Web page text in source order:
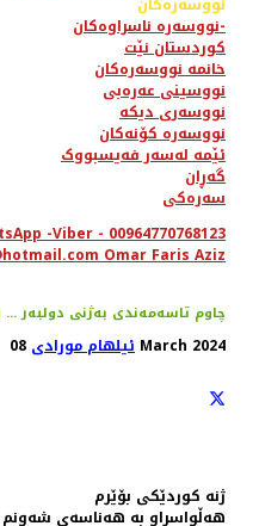
نووسەرە ناسراوەکان-
کوردستان نێت
خانمە نووسەرەکان
نووسینی عەرەبی
نووسەری دیکە
نووسەرە کۆنەکان
ئێمە لەسەر فەیسبووک
گەڕان
سەرەکی
-Viber - 00964770768123
Omar Faris Aziz
چاوم تاسەمەندی بەژنی دولبەر ...
ئیلهام مورادی 08 March 2024
ژنە کوردێکی بۆێرم
هەڵواسراو بە هەناسەی